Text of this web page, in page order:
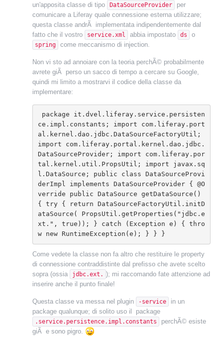
un'apposita classe di tipo
DataSourceProvider
per
comunicare a Liferay quale connessione esterna utilizzare;
questa classe andrÃ implementata indipendentemente dal
fatto che il vostro
service.xml abbia impostato ds o
spring come meccanismo di injection.
Non vi sto ad annoiare con la teoria perchÃ© probabilmente
avrete giÃ perso un sacco di tempo a cercare su Google,
quindi mi limito a mostrarvi il codice della classe da
implementare:
ce.impl.constants; import com.liferay.port
al.kernel.dao.jdbc.DataSourceFactoryUtil;
import com.liferay.portal.kernel.dao.jdbc.
DataSourceProvider; import com.liferay.por
tal.kernel.util.PropsUtil; import javax.sq
l.DataSource; public class DataSourceProvi
derImpl implements DataSourceProvider { @O
verride public DataSource getDataSource()
{ try { return DataSourceFactoryUtil.initD
ataSource( PropsUtil.getProperties("jdbc.e
xt.", true)); } catch (Exception e) { thro
w new RuntimeException(e); } } }
Come vedete la classe non fa altro che restituire le property
di connessione contraddistinte dal prefisso che avete scelto
sopra (ossia
jdbc.ext. ); mi raccomando fate attenzione ad
inserire anche il punto finale!
Questa classe va messa nel plugin -service
in un
package qualunque; di solito uso il package
.service.persistence.impl.constants
perchÃ© esiste
giÃ e sono pigro.